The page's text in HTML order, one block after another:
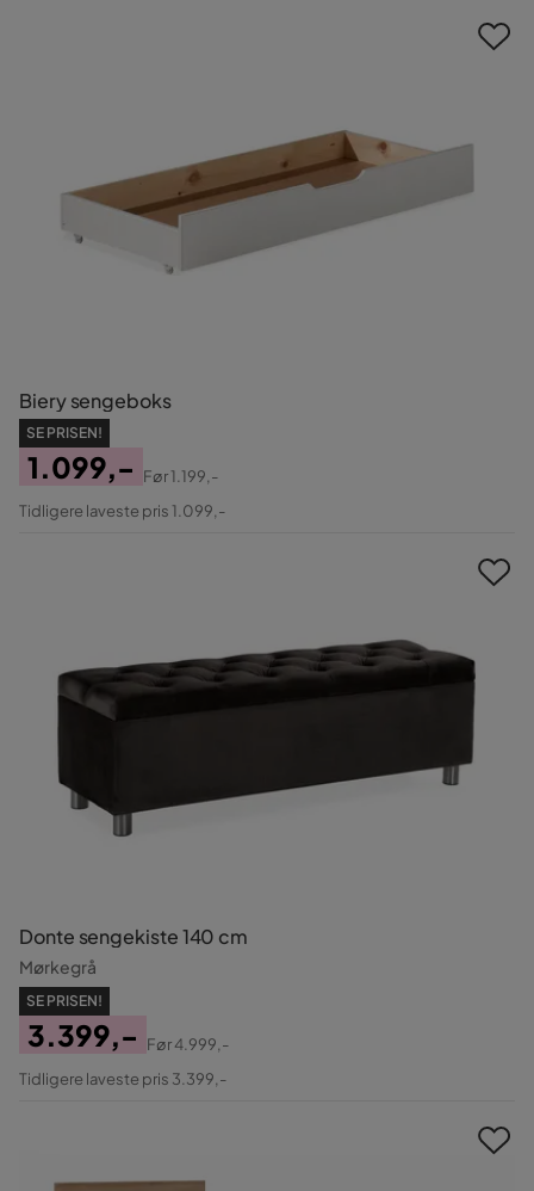
Biery sengeboks
SE PRISEN!
Pris
1.099,-
Original
Før1.199,-
Tidligere laveste pris 1.099,-
Donte sengekiste 140 cm
Mørkegrå
SE PRISEN!
Pris
3.399,-
Original
Før4.999,-
Tidligere laveste pris 3.399,-